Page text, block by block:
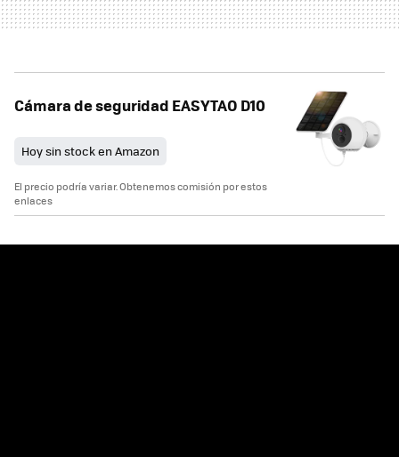
Cámara de seguridad EASYTAO D10
Hoy sin stock en Amazon
El precio podría variar. Obtenemos comisión por estos
enlaces